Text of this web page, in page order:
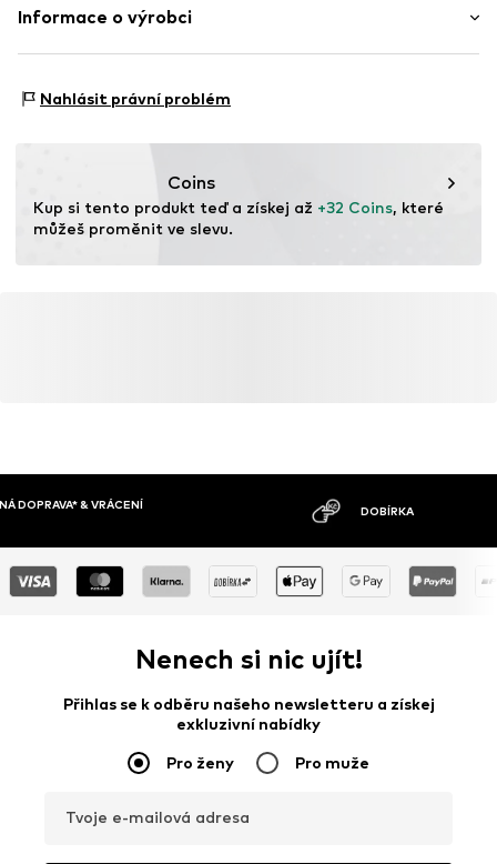
Měkký povrch
Tabulka velikostí
Materiál: 55% Polyester - PES, 45% Bavlna
Informace o výrobci
3542AD Utecht
Nahlásit právní problém
Coins
Kup si tento produkt teď a získej až +32 Coins, které
můžeš proměnit ve slevu.
Nenech si nic ujít!
Přihlas se k odběru našeho newsletteru a získej
exkluzivní nabídky
Pro ženy Pro muže
Tvoje e-mailová adresa